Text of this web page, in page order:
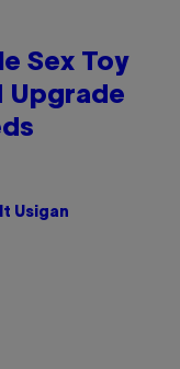
Sex Toy
Upgrade
Usigan